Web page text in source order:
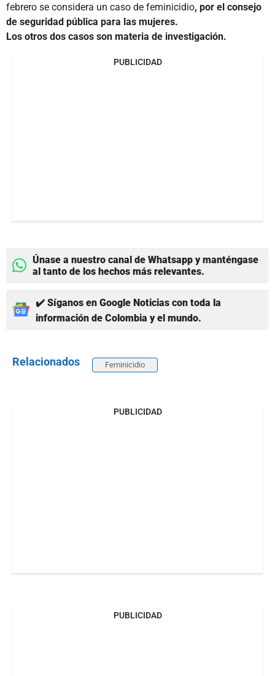
febrero se considera un caso de feminicidio, por el consejo
de seguridad pública para las mujeres.
Los otros dos casos son materia de investigación.
PUBLICIDAD
Únase a nuestro canal de Whatsapp y manténgase
al tanto de los hechos más relevantes.
✔️ Síganos en Google Noticias con toda la
información de Colombia y el mundo.
Relacionados Feminicidio
PUBLICIDAD
PUBLICIDAD